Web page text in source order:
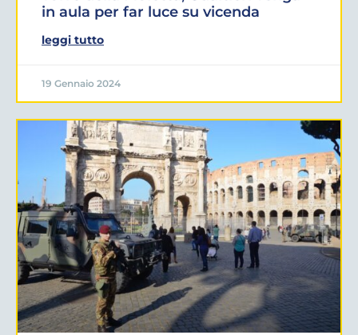
in aula per far luce su vicenda
leggi tutto
19 Gennaio 2024